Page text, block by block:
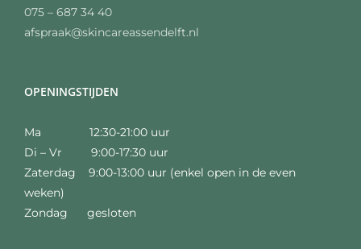
075 – 687 34 40
afspraak@skincareassendelft.nl
OPENINGSTIJDEN
Ma 12:30-21:00 uur
Di – Vr 9:00-17:30 uur
Zaterdag 9:00-13:00 uur (enkel open in de even
weken)
Zondag gesloten